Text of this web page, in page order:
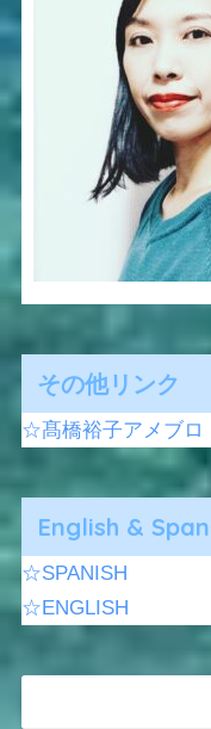
その他リンク
☆髙橋裕子アメブロ
English &
☆SPANISH
☆ENGLISH